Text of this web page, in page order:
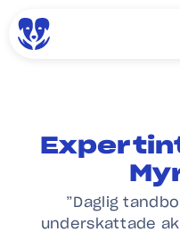
”Daglig
underskattade